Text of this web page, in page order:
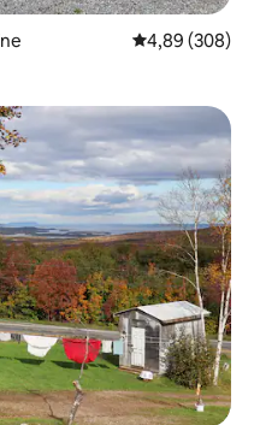
Gemiddelde
4,89 (308)